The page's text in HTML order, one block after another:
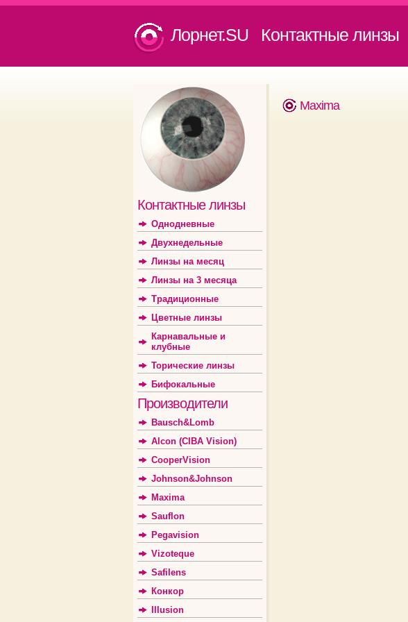
Лорнет.SU Контактные линзы
Контактные линзы
Однодневные
Двухнедельные
Линзы на месяц
Линзы на 3 месяца
Традиционные
Цветные линзы
Карнавальные и
клубные
Торические линзы
Бифокальные
Производители
Bausch&Lomb
Alcon (CIBA Vision)
CooperVision
Johnson&Johnson
Maxima
Sauflon
Pegavision
Vizoteque
Safilens
Конкор
Illusion
Maxima